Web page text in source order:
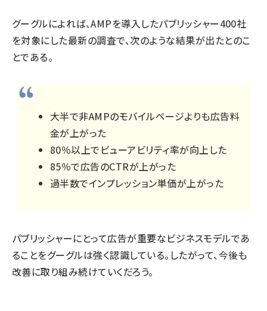
グーグルによれば、AMPを導入したパブリッシャー400社
を対象にした最新の調査で、次のような結果が出たとのこ
とである。
大半で非AMPのモバイルページよりも広告料
金が上がった
80％以上でビューアビリティ率が向上した
85％で広告のCTRが上がった
過半数でインプレッション単価が上がった
パブリッシャーにとって広告が重要なビジネスモデルであ
ることをグーグルは強く認識している。したがって、今後も
改善に取り組み続けていくだろう。